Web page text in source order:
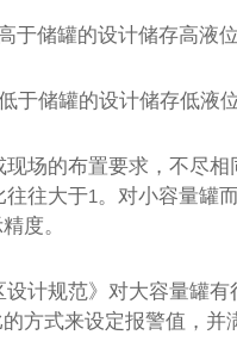
于储罐的设计储存高液位
于储罐的设计储存低液位
场的布置要求，不尽
往往大于1。对小容量罐
度。
计规范》对大容量罐
方式来设定报警值，并